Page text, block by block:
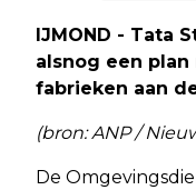
IJMOND - Tata
alsnog een
fabrieken aan
(bron: ANP /
De